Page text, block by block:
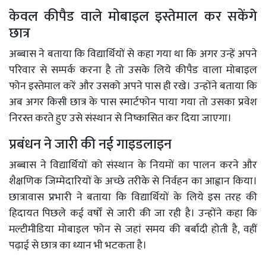
केवल कीपैड वाले मोबाइल इस्तेमाल कर सकेंगे
छात्र
अब्बास ने बताया कि विद्यार्थियों से कहा गया था कि अगर उन्हें अपने
परिवार से सम्पर्क करना है तो उसके लिये कीपैड वाला मोबाइल
फोन इस्तेमाल करें और उसको अपने पास ही रखे। उन्होंने बताया कि
अब अगर किसी छात्र के पास स्मार्टफोन पाया गया तो उसका प्रवेश
निरस्त करते हुए उसे संस्थान से निष्कासित कर दिया जाएगा।
प्रबंधन ने जारी की नई गाइडलाइन
अब्बास ने विद्यार्थियों को संस्थान के नियमों का पालन करने और
शैक्षणिक जिम्मेदारियों के अच्छे तरीके से निर्वहन का आह्वान किया।
छात्रावास प्रभारी ने बताया कि विद्यार्थियों के लिये इस तरह की
हिदायत पिछले कई वर्षों से जारी की जा रही है। उन्होंने कहा कि
मल्टीमीडिया मोबाइल फोन से जहां समय की बर्बादी होती है, वहीं
पढ़ाई से छात्र का ध्यान भी भटकता है।